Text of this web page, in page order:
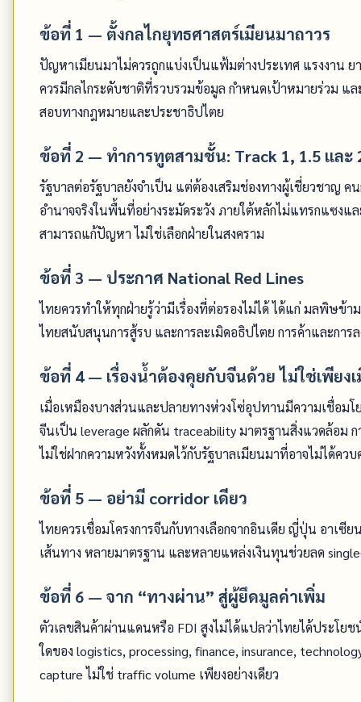
ข้อที่ 1 — ตั้งกลไกยุทธศาสตร์เมียนมาถาวร
ปัญหาเมียนมาไม่ควรถูกแบ่งเป็นแฟ้มต่างประเทศ แรงงาน
ควรมีกลไกระดับชาติที่รวบรวมข้อมูล กำหนดเป้าหมายร่วม แล
สอบทางกฎหมายและประชาธิปไตย
ข้อที่ 2 — ทำการทูตสามชั้น: Track 1, 1.5 และ
รัฐบาลต่อรัฐบาลยังจำเป็น แต่ต้องเสริมช่องทางผู้เชี่ยวชาญ
อำนาจจริงในพื้นที่อย่างระมัดระวัง ภายใต้หลักไม่แทรกแซง
สามารถแก้ปัญหา ไม่ใช่เลือกฝ่ายในสงคราม
ข้อที่ 3 — ประกาศ National Red Lines
ไทยควรทำให้ทุกฝ่ายรู้ว่ามีเรื่องที่ต่อรองไม่ได้ ได้แก่ มลพิษข้
ไทยสนับสนุนการสู้รบ และการละเมิดอธิปไตย การค้าและกา
ข้อที่ 4 — เรื่องน้ำต้องคุยกับจีนด้วย ไม่ใช่เพียง
เมื่อเหมืองบางส่วนและปลายทางห่วงโซ่อุปทานมีความเชื่อ
จีนเป็น leverage ผลักดัน traceability มาตรฐานสิ่งแวดล้อม
ไม่ใช่ฝากความหวังทั้งหมดไว้กับรัฐบาลเมียนมาที่อาจไม่ได้ค
ข้อที่ 5 — อย่ามี corridor เดียว
ไทยควรเชื่อมโครงการจีนกับทางเลือกจากอินเดีย ญี่ปุ่น อาเ
เส้นทาง หลายมาตรฐาน และหลายแหล่งเงินทุนช่วยลด
ข้อที่ 6 — จาก “ทางผ่าน” สู่ผู้ยึดมูลค่าเพิ่ม
ตัวเลขสินค้าผ่านแดนหรือ FDI สูงไม่ได้แปลว่าไทยได้ประโย
ใดของ logistics, processing, finance, insurance,
capture ไม่ใช่ traffic volume เพียงอย่างเดียว